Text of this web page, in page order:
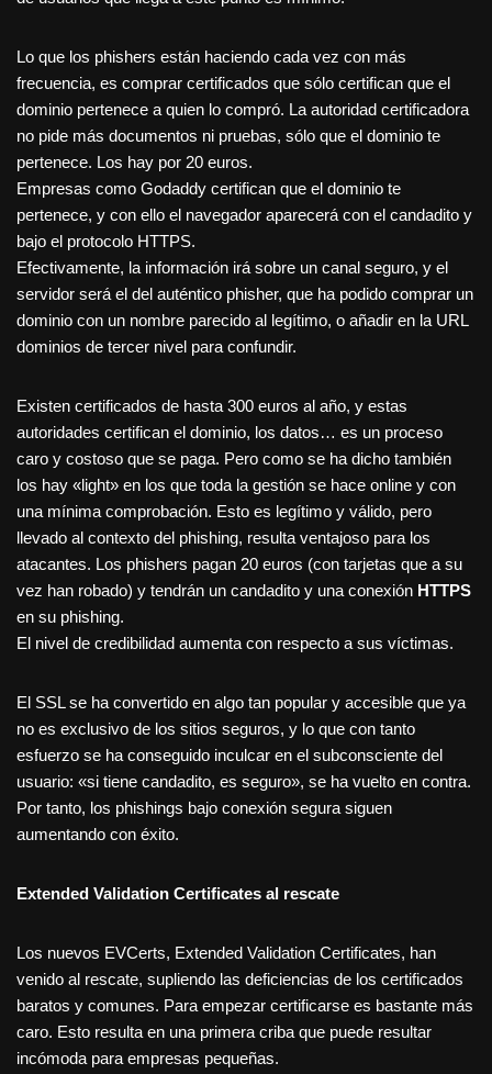
Lo que los phishers están haciendo cada vez con más
frecuencia, es comprar certificados que sólo certifican que el
dominio pertenece a quien lo compró. La autoridad certificadora
no pide más documentos ni pruebas, sólo que el dominio te
pertenece. Los hay por 20 euros.
Empresas como Godaddy certifican que el dominio te
pertenece, y con ello el navegador aparecerá con el candadito y
bajo el protocolo HTTPS.
Efectivamente, la información irá sobre un canal seguro, y el
servidor será el del auténtico phisher, que ha podido comprar un
dominio con un nombre parecido al legítimo, o añadir en la URL
dominios de tercer nivel para confundir.
Existen certificados de hasta 300 euros al año, y estas
autoridades certifican el dominio, los datos… es un proceso
caro y costoso que se paga. Pero como se ha dicho también
los hay «light» en los que toda la gestión se hace online y con
una mínima comprobación. Esto es legítimo y válido, pero
llevado al contexto del phishing, resulta ventajoso para los
atacantes. Los phishers pagan 20 euros (con tarjetas que a su
vez han robado) y tendrán un candadito y una conexión HTTPS
en su phishing.
El nivel de credibilidad aumenta con respecto a sus víctimas.
El SSL se ha convertido en algo tan popular y accesible que ya
no es exclusivo de los sitios seguros, y lo que con tanto
esfuerzo se ha conseguido inculcar en el subconsciente del
usuario: «si tiene candadito, es seguro», se ha vuelto en contra.
Por tanto, los phishings bajo conexión segura siguen
aumentando con éxito.
Extended Validation Certificates al rescate
Los nuevos EVCerts, Extended Validation Certificates, han
venido al rescate, supliendo las deficiencias de los certificados
baratos y comunes. Para empezar certificarse es bastante más
caro. Esto resulta en una primera criba que puede resultar
incómoda para empresas pequeñas.